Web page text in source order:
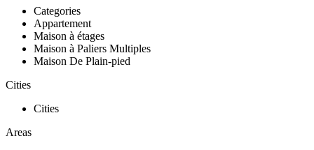
Categories
Appartement
Maison à étages
Maison à Paliers Multiples
Maison De Plain-pied
Cities
Cities
Areas